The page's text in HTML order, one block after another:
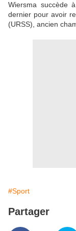
Wiersma succède
dernier pour avoir
(URSS), ancien
#Sport
Partager